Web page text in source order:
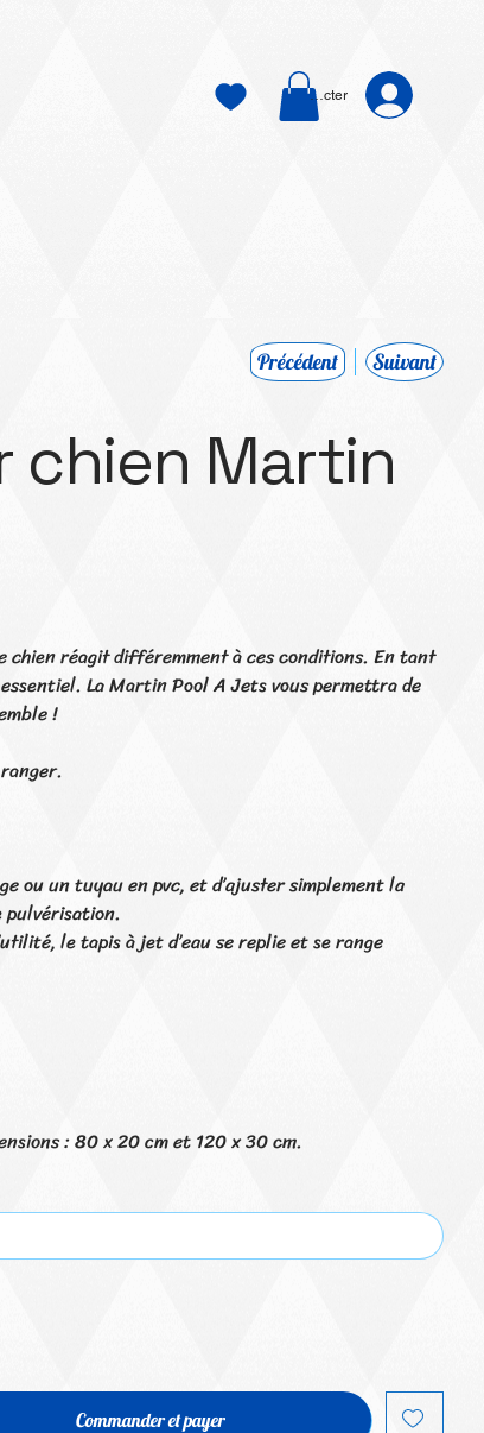
Se connecter
Précédent Suivant
chien Martin
chien réagit différemment à ces conditions. En tant
La Martin Pool A Jets vous permettra de
!
ou un tuyau en pvc, et d’ajuster simplement la
pulvérisation.
le tapis à jet d’eau se replie et se range
: 80 x 20 cm et 120 x 30 cm.
Commander et payer